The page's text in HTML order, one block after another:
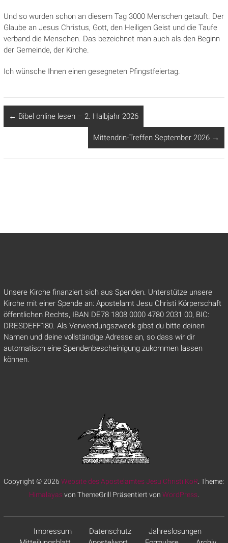
Und so wurden schon an diesem Tag 3000 Menschen getauft. Der
Glaube an Jesus Christus, Gott, den Heiligen Geist und die Taufe
verband die Menschen. Das bezeichnet man auch als den Beginn
der Gemeinde, der Kirche.
Ich wünsche Ihnen einen gesegneten Pfingstfeiertag.
← Bibel online lesen – 2. Halbjahr 2026
Mittendrin-Treffen September 2026 →
Unsere Kirche finanziert sich aus Spenden. Unterstütze unsere
Kirche mit einer Spende an: Apostelamt Jesu Christi Körperschaft
öffentlichen Rechts, IBAN DE78 1808 0000 4780 2031 00, BIC:
DRESDEFF180. Als Verwendungszweck gibst du bitte deinen
Namen und deine vollständige Adresse an, so dass wir dir
automatisch eine Spendenbescheinigung zukommen lassen
können.
Copyright © 2026Website des Apostelamtes Jesu Christi KöR . Theme:
Himalayasvon ThemeGrill Präsentiert von WordPress.
Impressum Datenschutz
Jahreslosungen